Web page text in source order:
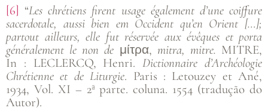
[6] “Les chrétiens firent usage également d’une coiffure
sacerdotale, aussi bien em Occident qu’en Orient […];
partout ailleurs, elle fut réservée aux évêques et porta
généralement le non de μίτρα, mitra, mitre. MITRE,
In : LECLERCQ, Henri.Dictionnaire d’Archéologie
Chrétienne et de Liturgie. Paris : Letouzey et Ané,
1934, Vol. XI – 2ª parte. coluna. 1554 (tradução do
Autor).